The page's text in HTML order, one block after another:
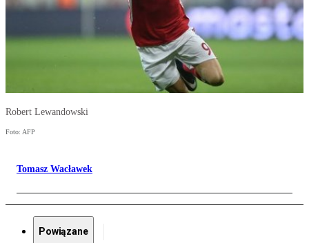
Robert Lewandowski
Foto: AFP
Tomasz Wacławek
Powiązane